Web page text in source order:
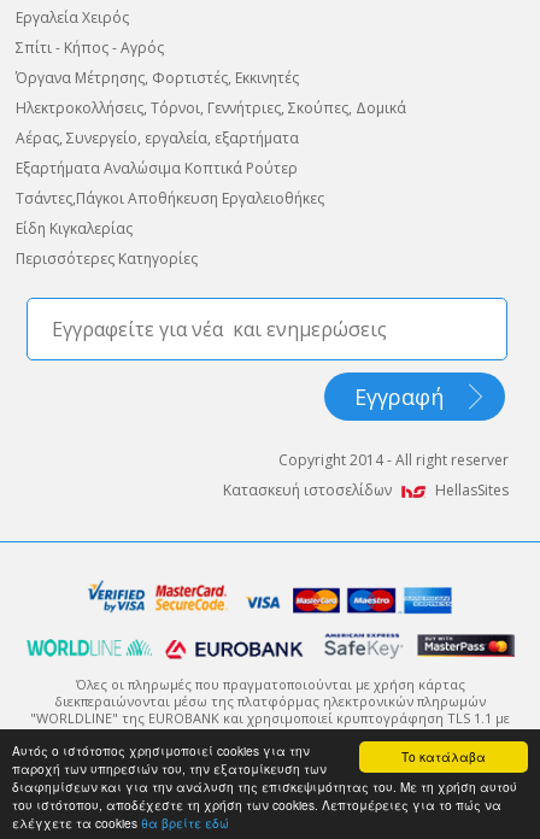
Το κατάλαβα
Αυτός ο ιστότοπος χρησιμοποιεί cookies για την
παροχή των υπηρεσιών του, την εξατομίκευση των
διαφημίσεων και για την ανάλυση της επισκεψιμότητας του. Με τη χρήση αυτού
του ιστότοπου, αποδέχεστε τη χρήση των cookies. Λεπτομέρειες για το πώς να
ελέγχετε τα cookies θα βρείτε εδώ
Εργαλεία Χειρός
Σπίτι - Κήπος - Αγρός
Όργανα Μέτρησης, Φορτιστές, Εκκινητές
Ηλεκτροκολλήσεις, Τόρνοι, Γεννήτριες, Σκούπες, Δομικά
Αέρας, Συνεργείο, εργαλεία, εξαρτήματα
Εξαρτήματα Αναλώσιμα Κοπτικά Ρούτερ
Τσάντες,Πάγκοι Αποθήκευση Εργαλειοθήκες
Είδη Κιγκαλερίας
Περισσότερες Κατηγορίες
Copyright 2014 - All right reserver
Κατασκευή ιστοσελίδων
HellasSites
Όλες οι πληρωμές που πραγματοποιούνται με χρήση κάρτας
διεκπεραιώνονται μέσω της πλατφόρμας ηλεκτρονικών πληρωμών
"WORLDLINE" της EUROBANK και χρησιμοποιεί κρυπτογράφηση TLS 1.1 με
πρωτόκολλο κρυπτογράφησης 128-bit (Secure Sockets Layer - SSL).
Η κρυπτογράφηση είναι ένας τρόπος κωδικοποίησης της πληροφορίας
μέχρι αυτή να φτάσει στον ορισμένο αποδέκτη της, ο οποίος θα μπορέσει
να την αποκωδικοποιήσει με χρήση του κατάλληλου κλειδιού.